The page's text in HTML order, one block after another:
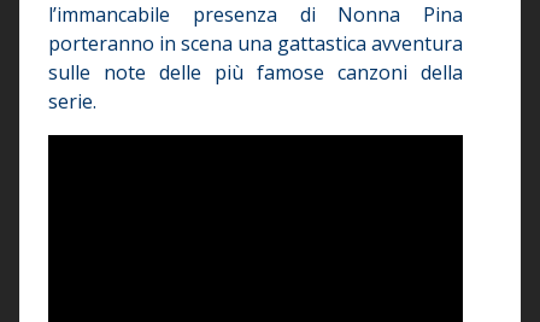
l’immancabile presenza di Nonna Pina
porteranno in scena una gattastica avventura
sulle note delle più famose canzoni della
serie.